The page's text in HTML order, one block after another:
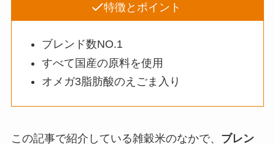
特徴とポイント
ブレンド数NO.1
すべて国産の原料を使用
オメガ3脂肪酸のえごま入り
この記事で紹介している雑穀米のなかで、 ブレン